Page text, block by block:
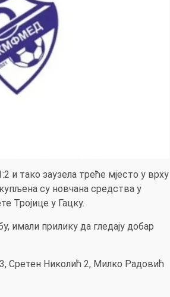
и тако заузела треће мјесто у врху
су новчана средства у
Тројице у Гацку.
имали прилику да гледају добар
Сретен Николић 2, Милко Радовић